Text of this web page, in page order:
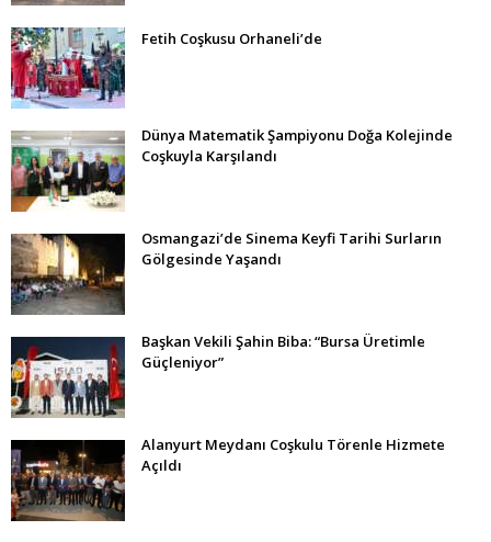
Fetih Coşkusu Orhaneli’de
Dünya Matematik Şampiyonu Doğa Kolejinde
Coşkuyla Karşılandı
Osmangazi’de Sinema Keyfi Tarihi Surların
Gölgesinde Yaşandı
Başkan Vekili Şahin Biba: “Bursa Üretimle
Güçleniyor”
Alanyurt Meydanı Coşkulu Törenle Hizmete
Açıldı